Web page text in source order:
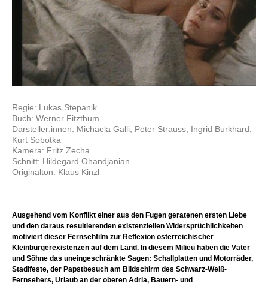
Regie: Lukas Stepanik
Buch: Werner Fitzthum
Darsteller:innen: Michaela Galli, Peter Strauss, Ingrid Burkhard,
Kurt Sobotka
Kamera: Fritz Zecha
Schnitt: Hildegard Ohandjanian
Originalton: Klaus Kinzl
Ausgehend vom Konflikt einer aus den Fugen geratenen ersten Liebe
und den daraus resultierenden existenziellen Widersprüchlichkeiten
motiviert dieser Fernsehfilm zur Reflexion österreichischer
Kleinbürgerexistenzen auf dem Land. In diesem Milieu haben die Väter
und Söhne das uneingeschränkte Sagen: Schallplatten und Motorräder,
Stadlfeste, der Papstbesuch am Bildschirm des Schwarz-Weiß-
Fernsehers, Urlaub an der oberen Adria, Bauern- und